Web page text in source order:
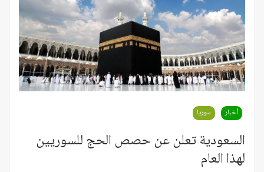
أخبار سوريا
السعودية تعلن عن حصص الحج للسوريين
لهذا العام